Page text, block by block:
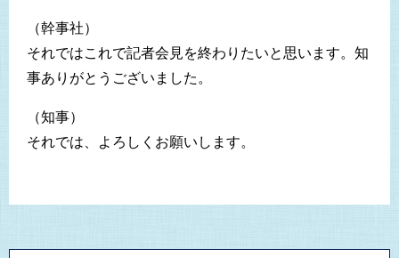
（幹事社）
それではこれで記者会見を終わりたいと思います。知
事ありがとうございました。
（知事）
それでは、よろしくお願いします。